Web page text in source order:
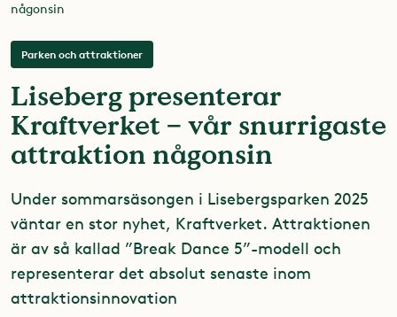
någonsin
Parken och attraktioner
Liseberg presenterar
Kraftverket – vår snurrigaste
attraktion någonsin
Under sommarsäsongen i Lisebergsparken 2025
väntar en stor nyhet, Kraftverket. Attraktionen
är av så kallad ”Break Dance 5”-modell och
representerar det absolut senaste inom
attraktionsinnovation